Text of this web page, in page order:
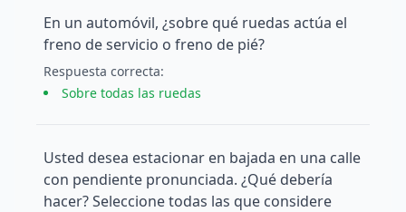
En un automóvil, ¿sobre qué ruedas actúa el
freno de servicio o freno de pié?
Respuesta correcta:
Sobre todas las ruedas
Usted desea estacionar en bajada en una calle
con pendiente pronunciada. ¿Qué debería
hacer? Seleccione todas las que considere